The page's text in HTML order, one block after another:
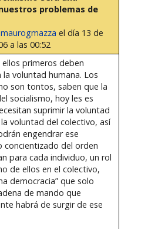
problemas de
maurogmazza el día 13 de
a las 00:52
primeros deben
voluntad humana. Los
son tontos, saben que la
socialismo, hoy les es
suprimir la voluntad
voluntad del colectivo, así
engendrar ese
del orden
para cada individuo, un rol
de ellos en el colectivo,
democracia” que solo
de mando que
habrá de surgir de ese